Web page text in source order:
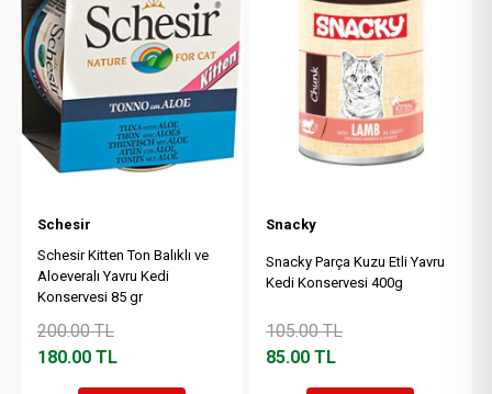
Schesir
Schesir Kitten Ton Balıklı ve
Aloeveralı Yavru Kedi
Konservesi 85 gr
200.00TL
180.00TL
Snacky
Snacky Parça Kuzu Etli Yavru
Kedi Konservesi 400g
105.00TL
85.00 TL